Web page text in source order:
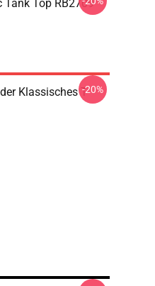
Tank Top RB2709
Klassisches T--20%